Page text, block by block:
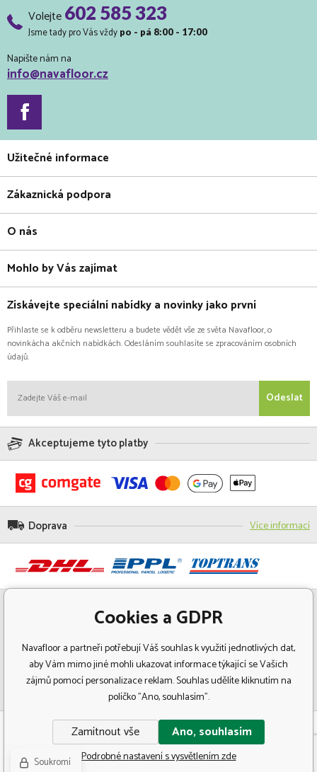
Volejte602 585 323
Jsme tady pro Vás vždy po - pá 8:00 - 17:00
Napište nám na
info@navafloor.cz
Užitečné informace
Zákaznická podpora
O nás
Mohlo by Vás zajímat
Získávejte speciální nabídky a novinky jako první
Přihlaste se k odběru newsletteru a budete vědět vše ze světa Navafloor, o
novinkácha akčních nabídkách. Odesláním souhlasíte se zpracováním osobních
údajů.
Odeslat
Akceptujeme tyto platby
Doprava Více informací
© Copyright 2018 Navafloor - Specializovaný prodej podlahových krytin.
Všechna práva vyhrazena.
Cookies a GDPR
Navafloor a partneři potřebují Váš souhlas k využití jednotlivých dat,
aby Vám mimo jiné mohli ukazovat informace týkající se Vašich
zájmů pomocí personalizace reklam. Souhlas udělíte kliknutím na
políčko "Ano, souhlasím".
Zamítnout vše Ano, souhlasím
Podrobné nastavení s vysvětlením zde
Soukromí